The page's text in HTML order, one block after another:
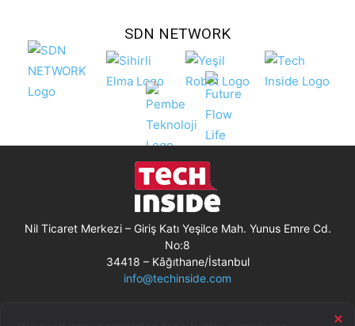
SDN NETWORK
Nil Ticaret Merkezi – Giriş Katı Yeşilce Mah. Yunus Emre Cd.
No:8
34418 – Kâğıthane/İstanbul
info@techinside.com